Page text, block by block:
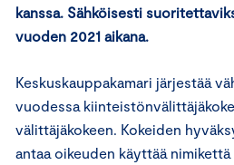
kanssa. Sähköisesti
vuoden 2021 aikana.
Keskuskauppakamari järjestää
vuodessa
välittäjäkokeen. Kokeiden
antaa oikeuden käyttää